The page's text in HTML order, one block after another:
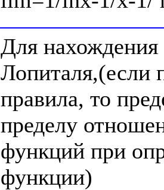
Для нахождения
Лопиталя,(если
правила, то
пределу
функций при
функции)